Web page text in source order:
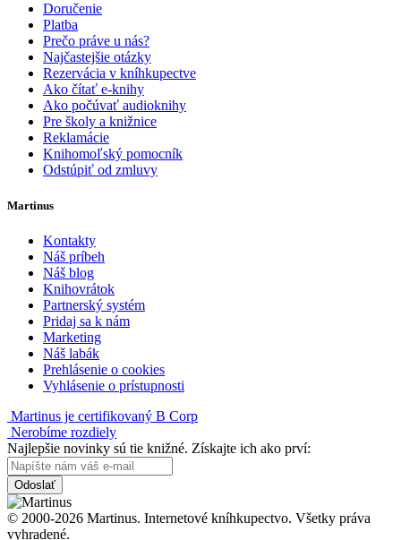
Doručenie
Platba
Prečo práve u nás?
Najčastejšie otázky
Rezervácia v kníhkupectve
Ako čítať e-knihy
Ako počúvať audioknihy
Pre školy a knižnice
Reklamácie
Knihomoľský pomocník
Odstúpiť od zmluvy
Martinus
Kontakty
Náš príbeh
Náš blog
Knihovrátok
Partnerský systém
Pridaj sa k nám
Marketing
Náš labák
Prehlásenie o cookies
Vyhlásenie o prístupnosti
Martinus je certifikovaný B Corp
Nerobíme rozdiely
Najlepšie novinky sú tie knižné. Získajte ich ako prví:
Odoslať
© 2000-2026 Martinus. Internetové kníhkupectvo. Všetky práva
vyhradené.